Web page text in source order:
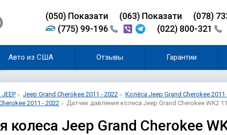
(050)Показати (063) Показати (078)
(775) 99-196
(022) 800-321
Авто из США Отзывы Гарантии
Jeep Grand Cherokee 2011 - 2022 Колёса Jeep Grand Cherokee 2011
2011 - 2022
Датчик давления колеса Jeep Grand Cherokee WK2
колеса Jeep Grand Cherokee